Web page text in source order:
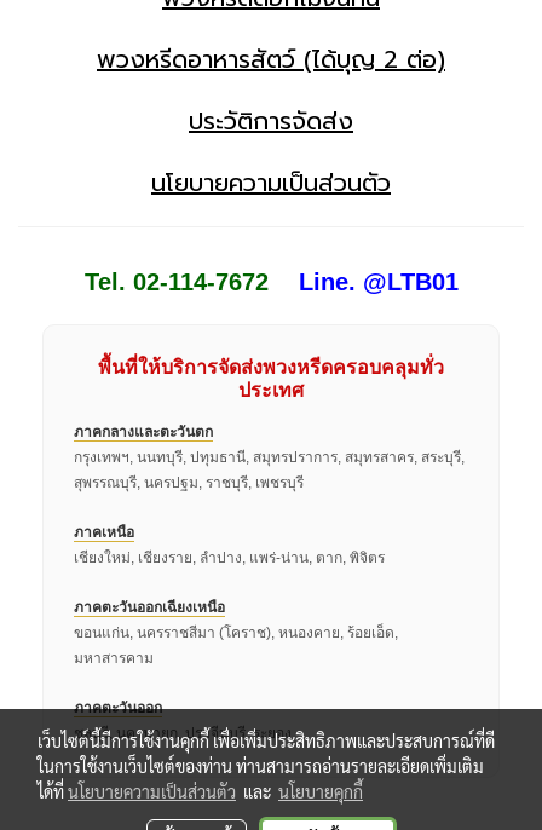
พวงหรีดอาหารสัตว์ (ได้บุญ 2 ต่อ)
ประวัติการจัดส่ง
นโยบายความเป็นส่วนตัว
Tel. 02-114-7672 Line. @LTB01
พื้นที่ให้บริการจัดส่งพวงหรีดครอบคลุมทั่ว
ประเทศ
ภาคกลางและตะวันตก
กรุงเทพฯ, นนทบุรี, ปทุมธานี, สมุทรปราการ, สมุทรสาคร, สระบุรี,
สุพรรณบุรี, นครปฐม, ราชบุรี, เพชรบุรี
ภาคเหนือ
เชียงใหม่, เชียงราย, ลำปาง, แพร่-น่าน, ตาก, พิจิตร
ภาคตะวันออกเฉียงเหนือ
ขอนแก่น, นครราชสีมา (โคราช), หนองคาย, ร้อยเอ็ด,
มหาสารคาม
ภาคตะวันออก
ชลบุรี, นครนายก, ปราจีนบุรี, ระยอง
เว็บไซต์นี้มีการใช้งานคุกกี้ เพื่อเพิ่มประสิทธิภาพและประสบการณ์ที่ดี
ในการใช้งานเว็บไซต์ของท่าน ท่านสามารถอ่านรายละเอียดเพิ่มเติม
ได้ที่นโยบายความเป็นส่วนตัว และ นโยบายคุกกี้